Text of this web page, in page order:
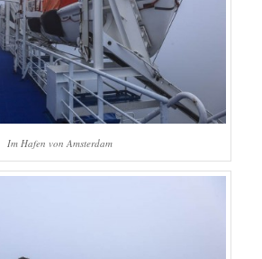
Im Hafen von Amsterdam